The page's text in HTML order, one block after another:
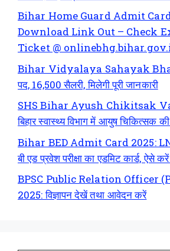
Bihar Home Guard Admit
Download Link Out – Check
Ticket @
Bihar Vidyalaya Sahayak
पद, 16,500 सैलरी, मिलेगी पूरी जानकारी
SHS Bihar Ayush Chikitsak
बिहार स्वास्थ्य विभाग में आयुष चिकित्सक
Bihar BED Admit Card 2025:
बी एड प्रवेश परीक्षा का एडमिट कार्ड, ऐसे
BPSC Public Relation Officer
2025: विज्ञापन देखें तथा आवेदन करें